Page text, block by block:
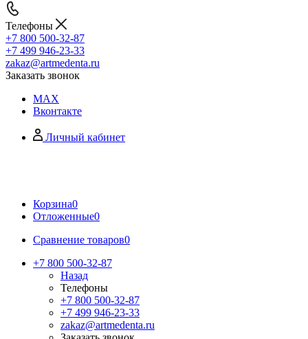
Телефоны
+7 800 500-32-87
+7 499 946-23-33
zakaz@artmedenta.ru
Заказать звонок
MAX
Вконтакте
Личный кабинет
Корзина0
Отложенные0
Сравнение товаров0
+7 800 500-32-87
Назад
Телефоны
+7 800 500-32-87
+7 499 946-23-33
zakaz@artmedenta.ru